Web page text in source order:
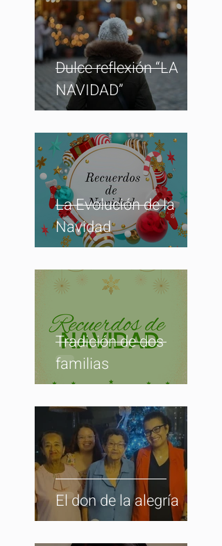
Dulce reflexión “LA
NAVIDAD”
La Evolución de la
Navidad
Tradición de dos
familias
El don de la alegría